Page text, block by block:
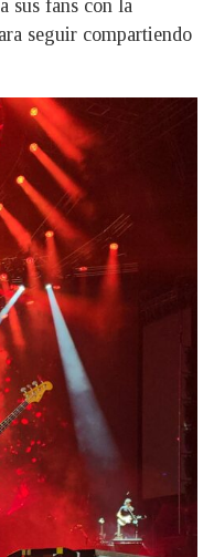
sus fans con la
seguir compartiendo